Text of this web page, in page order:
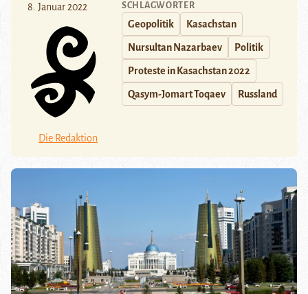
8. Januar 2022
Die Redaktion
SCHLAGWÖRTER
Geopolitik Kasachstan
Nursultan Nazarbaev Politik
Proteste in Kasachstan 2022
Qasym-Jomart Toqaev Russland